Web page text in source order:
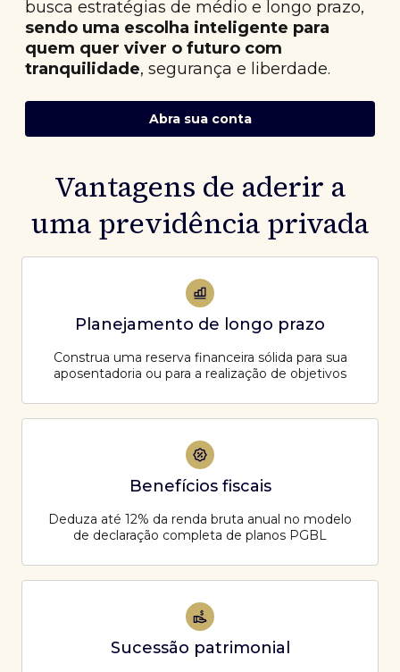
busca estratégias de médio e longo prazo,
sendo uma escolha inteligente para
quem quer viver o futuro com
tranquilidade, segurança e liberdade.
Abra sua conta
Vantagens de aderir a
uma previdência privada
Planejamento de longo prazo
Construa uma reserva financeira sólida para sua
aposentadoria ou para a realização de objetivos
Benefícios fiscais
Deduza até 12% da renda bruta anual no modelo
de declaração completa de planos PGBL
Sucessão patrimonial